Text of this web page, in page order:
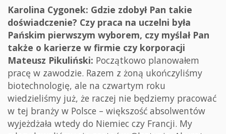
Karolina Cygonek: Gdzie zdobył Pan takie
doświadczenie? Czy praca na uczelni była
Pańskim pierwszym wyborem, czy myślał Pan
także o karierze w firmie czy korporacji
Mateusz Pikuliński: Początkowo planowałem
pracę w zawodzie. Razem z żoną ukończyliśmy
biotechnologię, ale na czwartym roku
wiedzieliśmy już, że raczej nie będziemy pracować
w tej branży w Polsce – większość absolwentów
wyjeżdżała wtedy do Niemiec czy Francji. My